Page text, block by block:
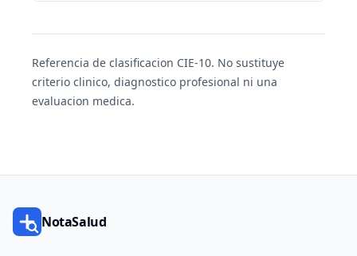
Referencia de clasificacion CIE-10. No sustituye
criterio clinico, diagnostico profesional ni una
evaluacion medica.
NotaSalud